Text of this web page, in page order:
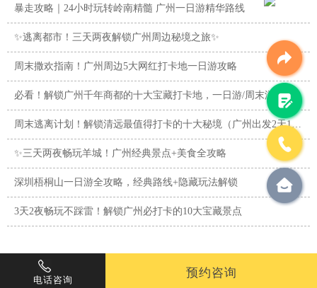
暴走攻略｜24小时玩转岭南精髓 广州一日游精华路线
✨逃离都市！三天两夜解锁广州周边秘境之旅✨
周末撒欢指南！广州周边5大网红打卡地一日游攻略
必看！解锁广州千年商都的十大宝藏打卡地，一日游/周末游攻略
周末逃离计划！解锁清远最值得打卡的十大秘境（广州出发2天1夜 ...
✨三天两夜畅玩羊城！广州经典景点+美食全攻略
深圳梧桐山一日游全攻略，经典路线+隐藏玩法解锁
3天2夜畅玩不踩雷！解锁广州必打卡的10大宝藏景点
电话咨询
预约咨询